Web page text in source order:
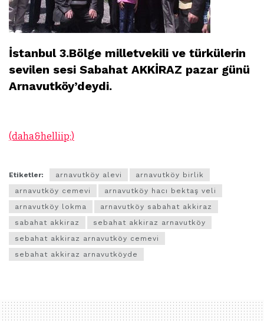
İstanbul 3.Bölge milletvekili ve türkülerin
sevilen sesi Sabahat AKKİRAZ pazar günü
Arnavutköy’deydi.
(daha&helliip;)
Etiketler: arnavutköy alevi
arnavutköy birlik
arnavutköy cemevi
arnavutköy hacı bektaş veli
arnavutköy lokma
arnavutköy sabahat akkiraz
sabahat akkiraz
sebahat akkiraz arnavutköy
sebahat akkiraz arnavutköy cemevi
sebahat akkiraz arnavutköyde